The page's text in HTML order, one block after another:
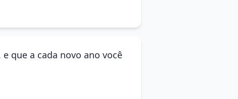
que a cada novo ano você